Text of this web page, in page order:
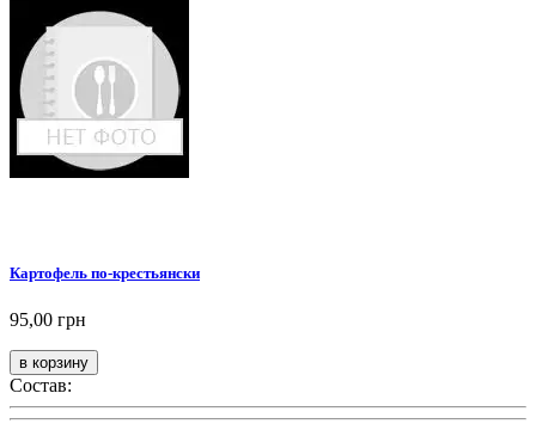
Картофель по-крестьянски
95,00 грн
Состав: